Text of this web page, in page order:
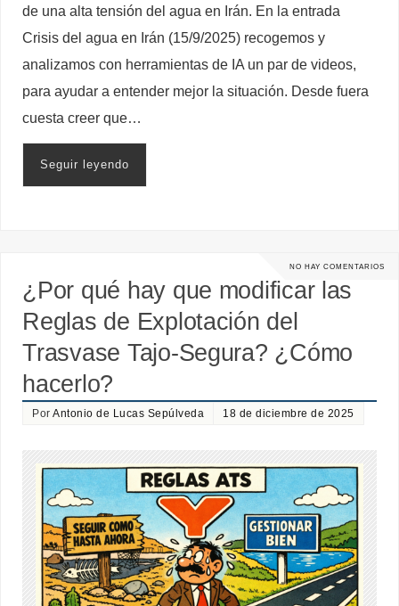
de una alta tensión del agua en Irán. En la entrada
Crisis del agua en Irán (15/9/2025) recogemos y
analizamos con herramientas de IA un par de videos,
para ayudar a entender mejor la situación. Desde fuera
cuesta creer que…
Seguir leyendo
NO HAY COMENTARIOS
¿Por qué hay que modificar las
Reglas de Explotación del
Trasvase Tajo-Segura? ¿Cómo
hacerlo?
PorAntonio de Lucas Sepúlveda 18 de diciembre de 2025